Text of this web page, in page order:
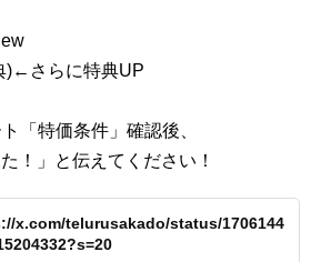
)←さらに特典UP
「特価条件」確認後、
！」と伝えてください！
x.com/telurusakado/status/1706144